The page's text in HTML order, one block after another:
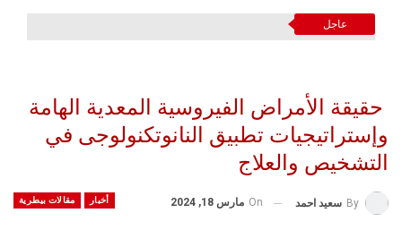
عاجل
حقيقة الأمراض الفيروسية المعدية الهامة
وإستراتيجيات تطبيق النانوتكنولوجى في
التشخيص والعلاج
أخبار مقالات بيطرية By سعيد احمد On مارس 18, 2024